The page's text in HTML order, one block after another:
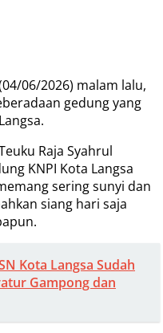
06/2026) malam lalu,
gedung yang
Raja Syahrul
KNPI Kota Langsa
sering sunyi dan
siang hari saja
Kota Langsa Sudah
Gampong dan